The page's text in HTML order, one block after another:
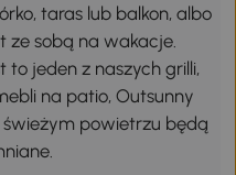
taras lub balkon, albo
sobą na wakacje.
to jeden z naszych grilli,
na patio, Outsunny
powietrzu będą